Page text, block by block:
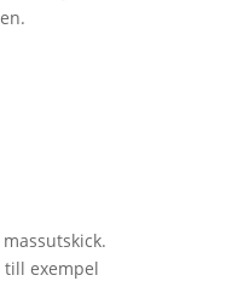
till exempel